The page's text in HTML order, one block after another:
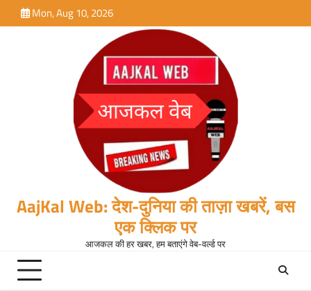
to
Mon, Aug 10, 2026
AajKal Web: देश-दुनिया की ताज़ा खबरें, बस
एक क्लिक पर
आजकल की हर खबर, हम बताएंगे वेब-वर्ल्ड पर